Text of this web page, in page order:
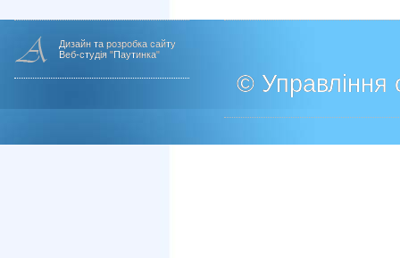
Дизайн та розробка сайту
Веб-студія "Паутинка"
© Управління